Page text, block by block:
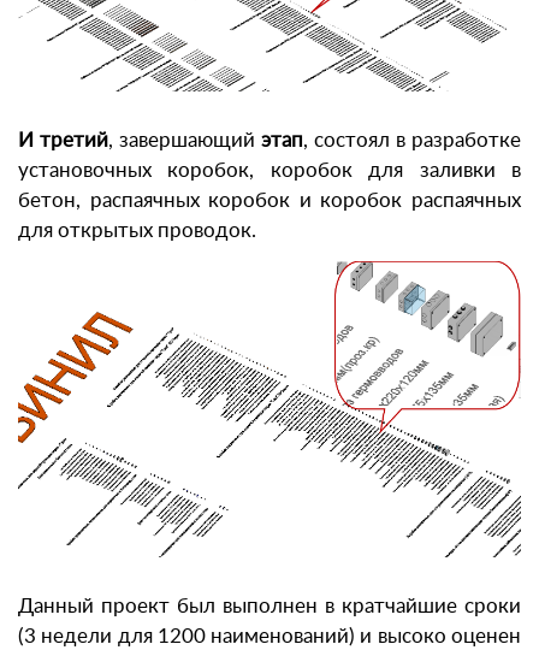
И третий, завершающий этап, состоял в разработке
установочных коробок, коробок для заливки в
бетон, распаячных коробок и коробок распаячных
для открытых проводок.
Данный проект был выполнен в кратчайшие сроки
(3 недели для 1200 наименований) и высоко оценен